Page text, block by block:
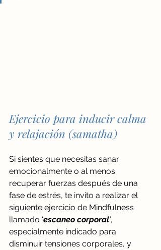
Ejercicio para inducir calma
y relajación (samatha)
Si sientes que necesitas sanar
emocionalmente o al menos
recuperar fuerzas después de una
fase de estrés, te invito a realizar el
siguiente ejercicio de Mindfulness
llamado ‘escaneo corporal’,
especialmente indicado para
disminuir tensiones corporales, y